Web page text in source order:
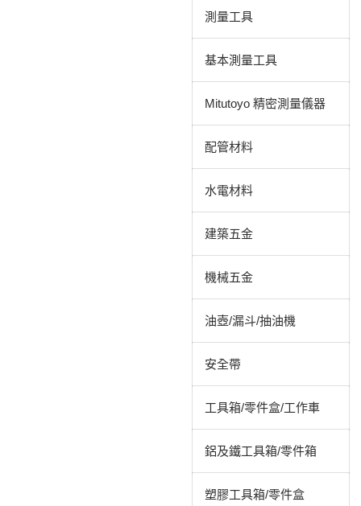
測量工具
基本測量工具
Mitutoyo 精密測量儀器
配管材料
水電材料
建築五金
機械五金
油壺/漏斗/抽油機
安全帶
工具箱/零件盒/工作車
鋁及鐵工具箱/零件箱
塑膠工具箱/零件盒